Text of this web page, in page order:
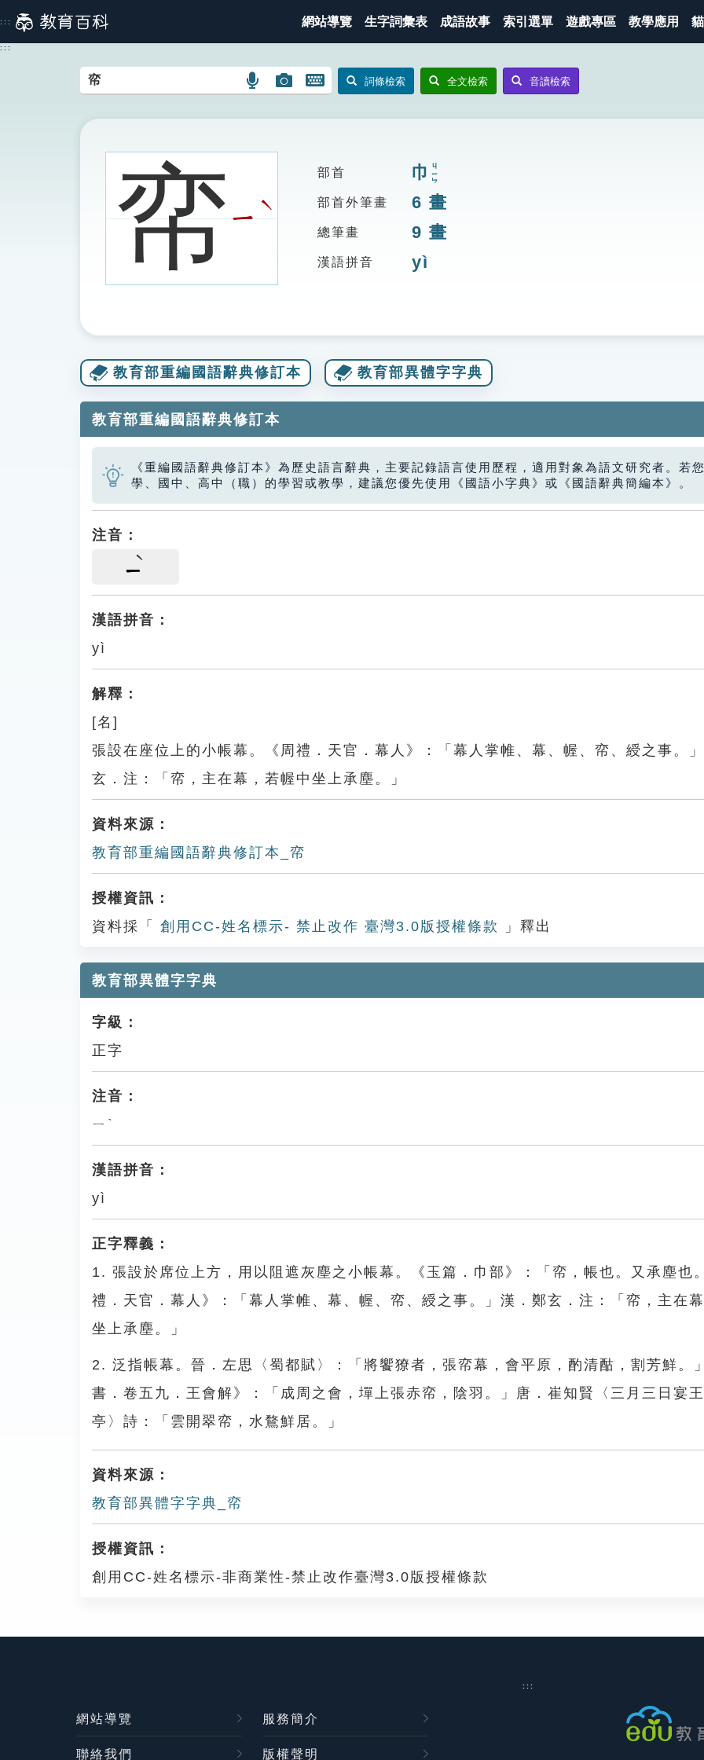
到
主
::: 網站導覽 生字詞彙表 成語故事 索引選單 遊戲專區 教學應用
:::
語
搜
圖
圖
搜
開
鍵
示
詞條檢索 全文檢索 音讀檢索
帟ㄧ
ˋ
部首 巾 ㄐㄧㄣ
部首外筆畫 6 畫
總筆畫 9 畫
漢語拼音 yì
教育部重編國語辭典修訂本 教育部異體字字典
教育部重編國語辭典修訂本
《重編國語辭典修訂本》為歷史語言辭典，主要記錄語言使用歷程，適用對象為語文研究者。若
學、國中、高中（職）的學習或教學，建議您優先使用《國語小字典》或《國語辭典簡編本》。
注音：
ㄧ
漢語拼音：
yì
解釋：
[名]
張設在座位上的小帳幕。《周禮．天官．幕人》：「幕人掌帷、幕、幄、帟、綬之事。
玄．注：「帟，主在幕，若幄中坐上承塵。」
資料來源：
教育部重編國語辭典修訂本_帟
授權資訊：
資料採「
創用CC-姓名標示- 禁止改作 臺灣3.0版授權條款 」釋出
教育部異體字字典
字級：
正字
注音：
ㄧˋ
漢語拼音：
yì
正字釋義：
1. 張設於席位上方，用以阻遮灰塵之小帳幕。《玉篇．巾部》：「帟，帳也。又承塵也
禮．天官．幕人》：「幕人掌帷、幕、幄、帟、綬之事。」漢．鄭玄．注：「帟，主在
坐上承塵。」
2. 泛指帳幕。晉．左思〈蜀都賦〉：「將饗獠者，張帟幕，會平原，酌清酤，割芳鮮。
書．卷五九．王會解》：「成周之會，墠上張赤帟，陰羽。」唐．崔知賢〈三月三日宴
亭〉詩：「雲開翠帟，水鶩鮮居。」
資料來源：
教育部異體字字典_帟
授權資訊：
創用CC-姓名標示-非商業性-禁止改作臺灣3.0版授權條款
:::
網站導覽 服務簡介
聯絡我們 版權聲明